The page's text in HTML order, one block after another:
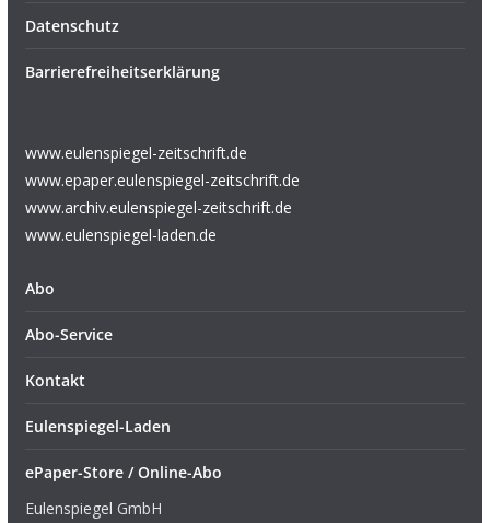
Datenschutz
Barrierefreiheitserklärung
www.eulenspiegel-zeitschrift.de
www.epaper.eulenspiegel-zeitschrift.de
www.archiv.eulenspiegel-zeitschrift.de
www.eulenspiegel-laden.de
Abo
Abo-Service
Kontakt
Eulenspiegel-Laden
ePaper-Store / Online-Abo
Eulenspiegel GmbH